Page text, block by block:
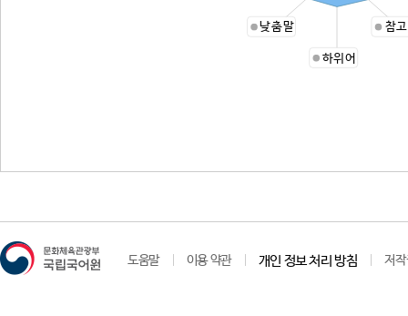
참
하위어
낮춤말
도움말 이용 약관 개인 정보 처리 방침 저